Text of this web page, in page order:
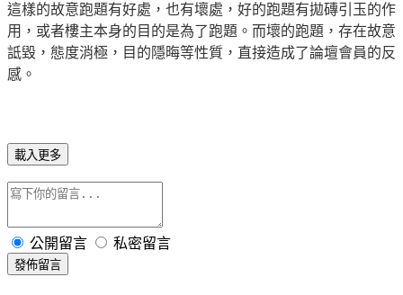
這樣的故意跑題有好處，也有壞處，好的跑題有拋磚引玉的作
用，或者樓主本身的目的是為了跑題。 而壞的跑題，存在故意
詆毀，態度消極，目的隱晦等性質，直接造成了論壇會員的反
感。
載入更多
公開留言 私密留言
發佈留言